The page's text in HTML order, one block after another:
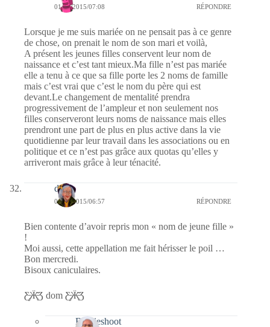
01/07/2015/07:08 RÉPONDRE
Lorsque je me suis mariée on ne pensait pas à ce genre
de chose, on prenait le nom de son mari et voilà,
A présent les jeunes filles conservent leur nom de
naissance et c’est tant mieux.Ma fille n’est pas mariée
elle a tenu à ce que sa fille porte les 2 noms de famille
mais c’est vrai que c’est le nom du père qui est
devant.Le changement de mentalité prendra
progressivement de l’ampleur et non seulement nos
filles conserveront leurs noms de naissance mais elles
prendront une part de plus en plus active dans la vie
quotidienne par leur travail dans les associations ou en
politique et ce n’est pas grâce aux quotas qu’elles y
arriveront mais grâce à leur ténacité.
dom
01/07/2015/06:57 RÉPONDRE
Bien contente d’avoir repris mon « nom de jeune fille »
!
Moi aussi, cette appellation me fait hérisser le poil …
Bon mercredi.
Bisoux caniculaires.
Ƹ̵̡Ӝ̵̨̄Ʒ dom Ƹ̵̡Ӝ̵̨̄Ʒ
Bernieshoot